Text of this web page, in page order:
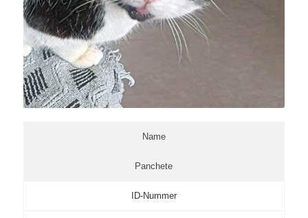
Name
Panchete
ID-Nummer